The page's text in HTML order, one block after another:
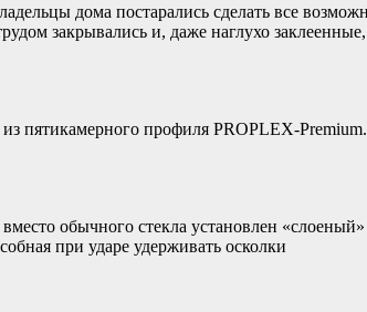
дома постарались сделать все
закрывались и, даже наглухо
пятикамерного профиля PROPLEX-
обычного стекла установлен
при ударе удерживать осколки